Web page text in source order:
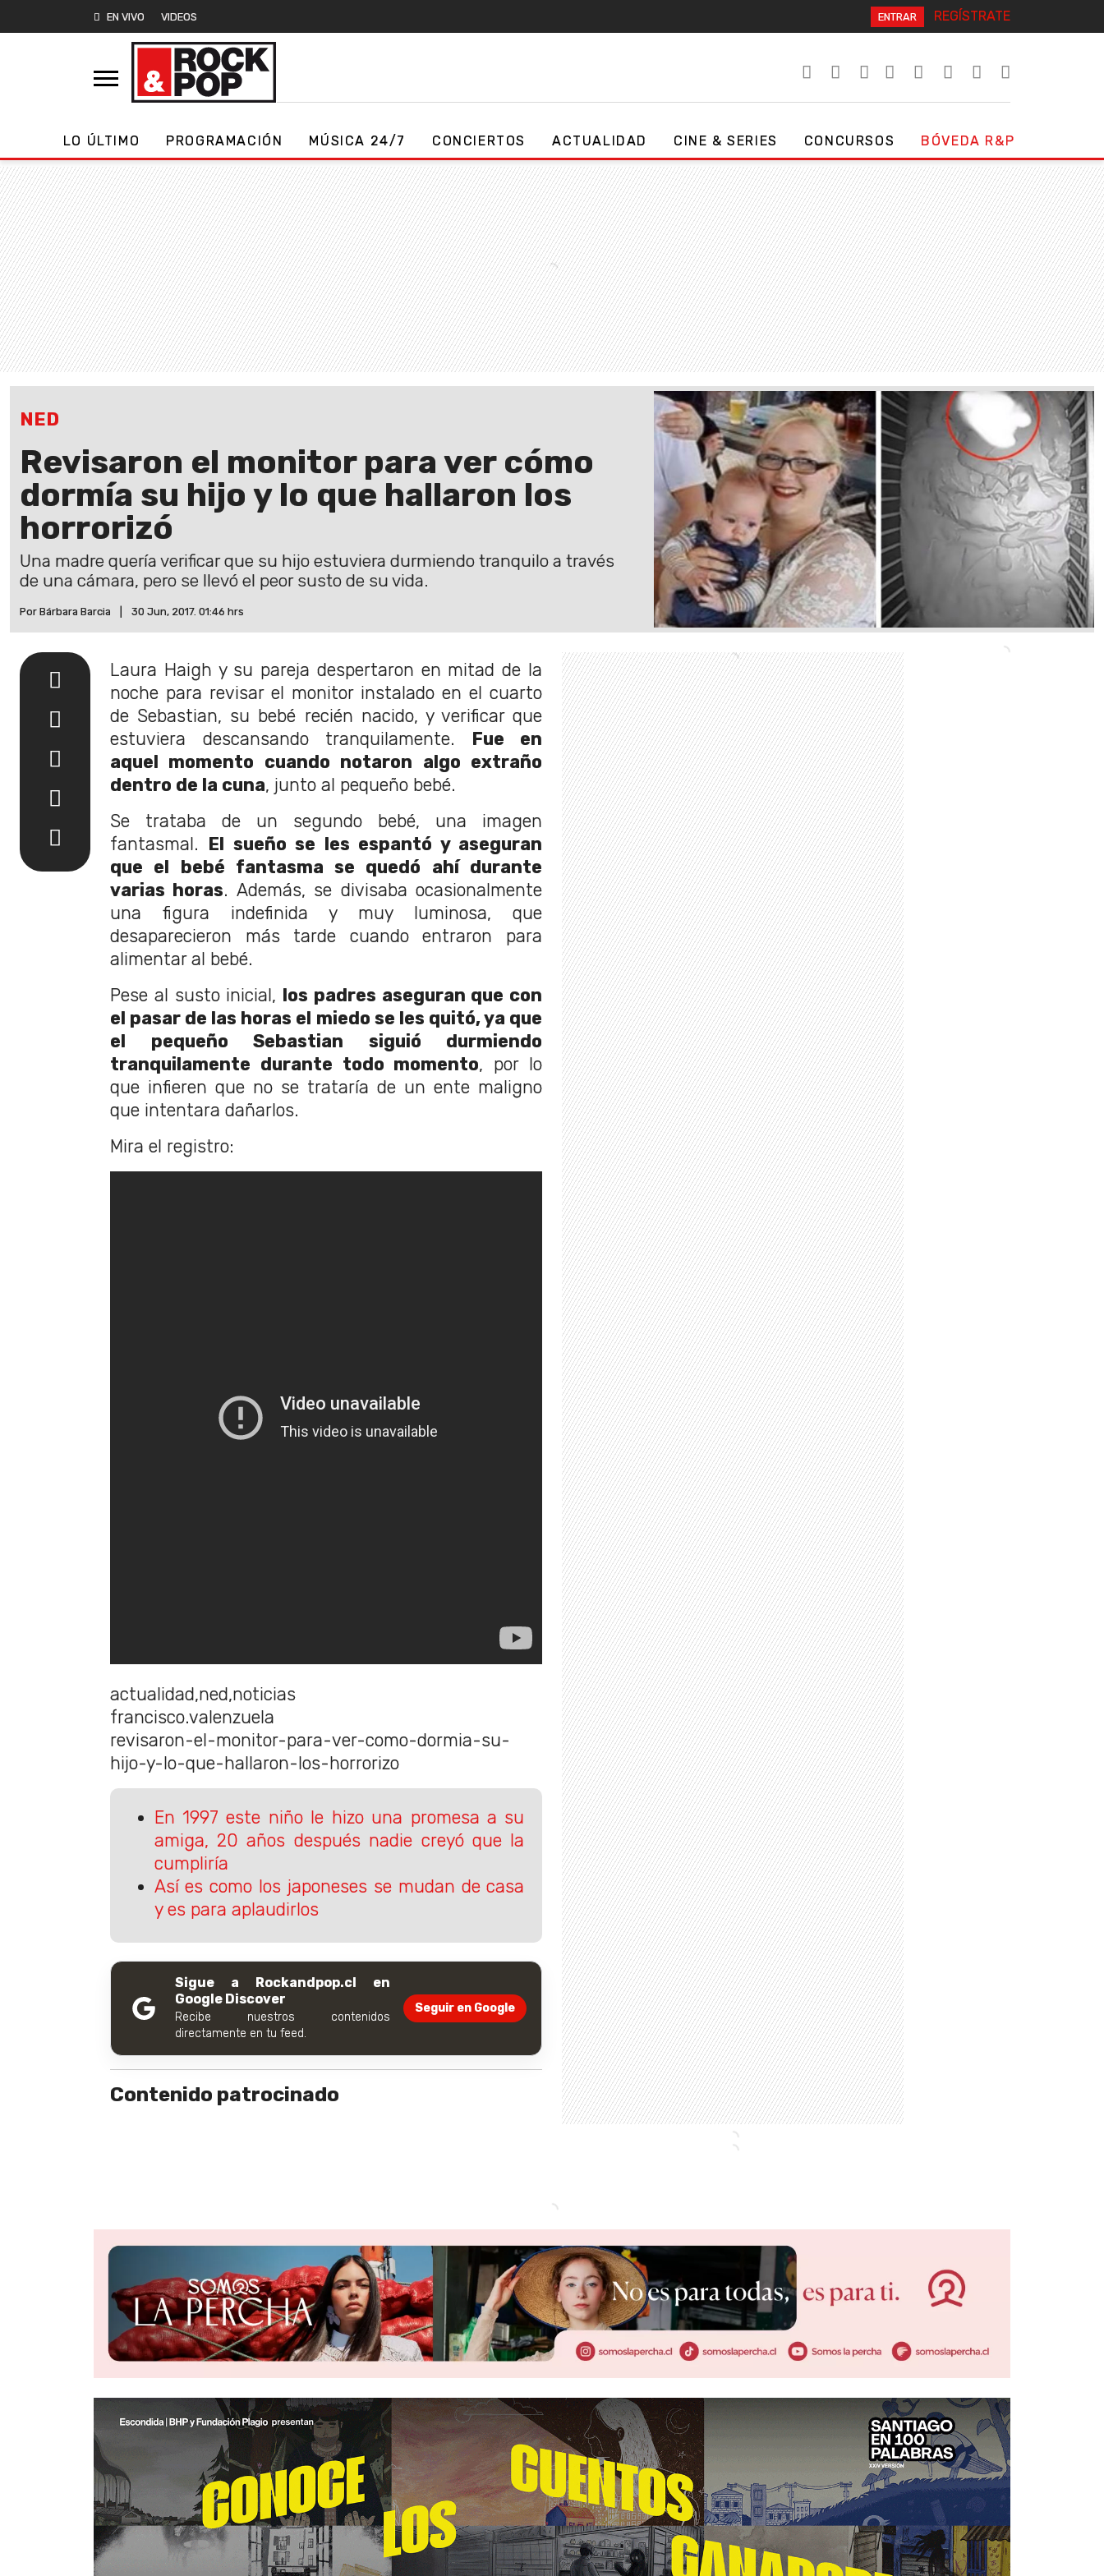
EN VIVO VIDEOS ENTRAR REGÍSTRATE
LO ÚLTIMO PROGRAMACIÓN MÚSICA 24/7 CONCIERTOS ACTUALIDAD CINE & SERIES CONCURSOS BÓVEDA R&P
NED
Revisaron el monitor para ver cómo
dormía su hijo y lo que hallaron los
horrorizó
Una madre quería verificar que su hijo estuviera durmiendo tranquilo a través
de una cámara, pero se llevó el peor susto de su vida.
Por Bárbara Barcia 30 Jun, 2017. 01:46 hrs
Laura Haigh y su pareja despertaron en mitad de la
noche para revisar el monitor instalado en el cuarto
de Sebastian, su bebé recién nacido, y verificar que
estuviera descansando tranquilamente. Fue en
aquel momento cuando notaron algo extraño
dentro de la cuna, junto al pequeño bebé.
Se trataba de un segundo bebé, una imagen
fantasmal. El sueño se les espantó y aseguran
que el bebé fantasma se quedó ahí durante
varias horas. Además, se divisaba ocasionalmente
una figura indefinida y muy luminosa, que
desaparecieron más tarde cuando entraron para
alimentar al bebé.
Pese al susto inicial, los padres aseguran que con
el pasar de las horas el miedo se les quitó, ya que
el pequeño Sebastian siguió durmiendo
tranquilamente durante todo momento, por lo
que infieren que no se trataría de un ente maligno
que intentara dañarlos.
Mira el registro:
actualidad,ned,noticias
francisco.valenzuela
revisaron-el-monitor-para-ver-como-dormia-su-
hijo-y-lo-que-hallaron-los-horrorizo
En 1997 este niño le hizo una promesa a su
amiga, 20 años después nadie creyó que la
cumpliría
Así es como los japoneses se mudan de casa
y es para aplaudirlos
Sigue a Rockandpop.cl en
Google Discover
Recibe nuestros contenidos
directamente en tu feed.
Seguir en Google
Contenido patrocinado